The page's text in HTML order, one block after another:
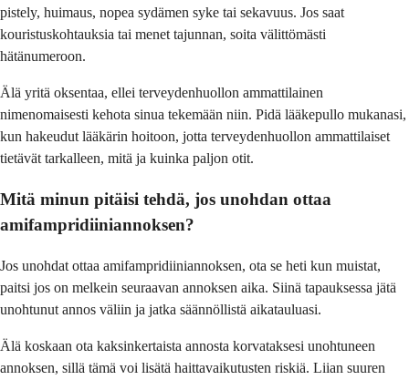
pistely, huimaus, nopea sydämen syke tai sekavuus. Jos saat
kouristuskohtauksia tai menet tajunnan, soita välittömästi
hätänumeroon.
Älä yritä oksentaa, ellei terveydenhuollon ammattilainen
nimenomaisesti kehota sinua tekemään niin. Pidä lääkepullo mukanasi,
kun hakeudut lääkärin hoitoon, jotta terveydenhuollon ammattilaiset
tietävät tarkalleen, mitä ja kuinka paljon otit.
Mitä minun pitäisi tehdä, jos unohdan ottaa
amifampridiiniannoksen?
Jos unohdat ottaa amifampridiiniannoksen, ota se heti kun muistat,
paitsi jos on melkein seuraavan annoksen aika. Siinä tapauksessa jätä
unohtunut annos väliin ja jatka säännöllistä aikatauluasi.
Älä koskaan ota kaksinkertaista annosta korvataksesi unohtuneen
annoksen, sillä tämä voi lisätä haittavaikutusten riskiä. Liian suuren